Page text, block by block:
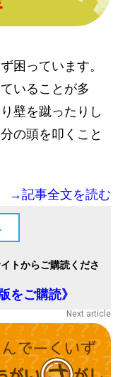
困っています。
いることが多
壁を蹴ったりし
の頭を叩くこと
→記事全文を読む
トからご購読くださ
をご購読》
Next article